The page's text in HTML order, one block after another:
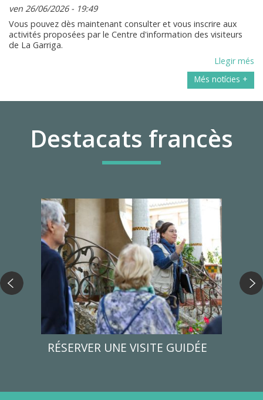
ven 26/06/2026 - 19:49
Vous pouvez dès maintenant consulter et vous inscrire aux
activités proposées par le Centre d'information des visiteurs
de La Garriga.
Llegir més
Més notícies +
Destacats francès
RÉSERVER UNE VISITE GUIDÉE